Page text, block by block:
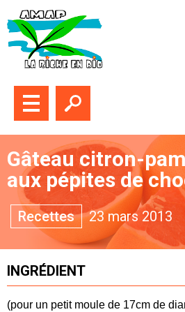
Ouvrir la recherche
Gâteau citron-
aux pépites de
Themes :
Recettes 23 mars 2013
INGRÉDIENT
(pour un petit moule de 17cm de